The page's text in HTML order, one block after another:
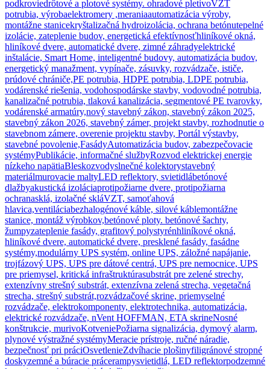
podkroviedrôtové a plotové systémy. ohradové pletivoVZT
potrubia, výrobaelektromery ,meraniaautomatizácia výroby,
montážne stanicekryštalizačná hydroizolácia, ochrana betónutepelné
izolácie, zateplenie budov, energetická efektívnosťhliníkové okná,
hliníkové dvere, automatické dvere, zimné záhradyelektrické
inštalácie, Smart Home, inteligentné budovy, automatizácia budov,
energetický manažment, vypínače, zásuvky, rozvádzače, ističe,
prúdové chrániče,PE potrubia, HDPE potrubia, LDPE potrubia,
vodárenské riešenia, vodohospodárske stavby, vodovodné potrubia,
kanalizačné potrubia, tlaková kanalizácia, segmentové PE tvarovky,
vodárenské armatúry,nový stavebný zákon, stavebný zákon 2025,
stavebný zákon 2026, stavebný zámer, projekt stavby, rozhodnutie o
stavebnom zámere, overenie projektu stavby, Portál výstavby,
stavebné povolenie,FasádyAutomatizácia budov, zabezpečovacie
systémyPublikácie, informačné službyRozvod elektrickej energie
nízkeho napätiaBleskozvodyslnečné kolektorystavebný
materiálmurovacie maltyLED reflektory, svietidlábetónové
dlažbyakustická izoláciaprotipožiarne dvere, protipožiarna
ochranasklá, izolačné skláVZT, samoťahová
hlavica,ventiláciabezhalogénové káble, silové káblemontážne
stanice, montáž výrobkov,betónové ploty. betónové šachty,
žumpyzateplenie fasády, grafitový polystyrénhliníkové okná,
hliníkové dvere, automatické dvere, presklené fasády, fasádne
systémy,modulárny UPS systém, online UPS, záložné napájanie,
trojfázový UPS, UPS pre dátové centrá, UPS pre nemocnice, UPS
pre priemysel, kritická infraštruktúrasubstrát pre zelené strechy,
extenzívny strešný substrát, extenzívna zelená strecha, vegetačná
strecha, strešný substrát,rozvádzačové skrine, priemyselné
rozvádzače, elektrokomponenty, elektrotechnika, automatizácia,
elektrické rozvádzače, nVent HOFFMAN, ETA skrineNosné
konštrukcie, murivoKotveniePožiarna signalizácia, dymový alarm,
plynové výstražné systémyMeracie prístroje, ručné náradie,
bezpečnosť pri práciOsvetlenieZdvíhacie plošinyfiligránové stropné
doskyzemné a búracie prácerampysvietidlá, LED reflektorpodzemné